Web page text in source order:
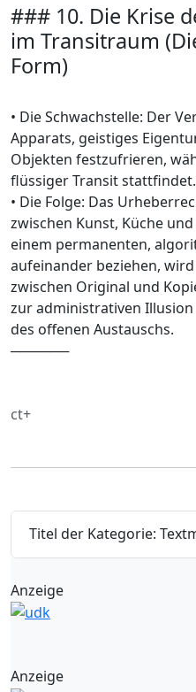
### 10. Die Krise
im Transitraum
Form)
• Die Schwachstelle: Der
Apparats, geistiges
Objekten festzufrieren,
flüssiger Transit stattfindet.
• Die Folge: Das
zwischen Kunst, Küche
einem permanenten,
aufeinander beziehen,
zwischen Original und
zur administrativen
des offenen Austauschs.
──────
ct+
Titel der Kategorie:
Anzeige
Anzeige